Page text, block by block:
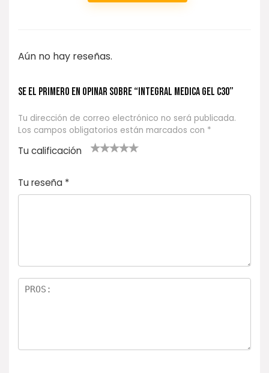
Aún no hay reseñas.
Se el primero en opinar sobre “INTEGRAL MEDICA Gel C30”
Tu dirección de correo electrónico no será publicada.
Los campos obligatorios están marcados con *
Tu calificación
e
el
5
las
s
Tu reseña *